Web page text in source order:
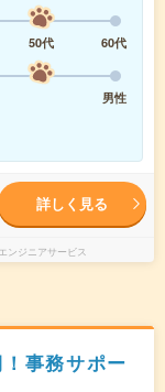
50代
60代
男性
詳しく見る
ンジニアサービス
事務サポー